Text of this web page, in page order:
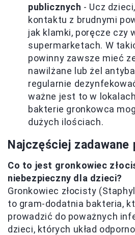
publicznych - Ucz
kontaktu z brudnymi
jak klamki, poręcze czy
supermarketach. W
powinny zawsze mieć
nawilżane lub żel
regularnie
ważne jest to w
bakterie gronkowca
dużych ilościach.
Najczęściej zadawane
Co to jest gronkowiec
niebezpieczny dla dzieci?
Gronkowiec złocisty
to gram-dodatnia bakteria,
prowadzić do poważnych
dzieci, których układ